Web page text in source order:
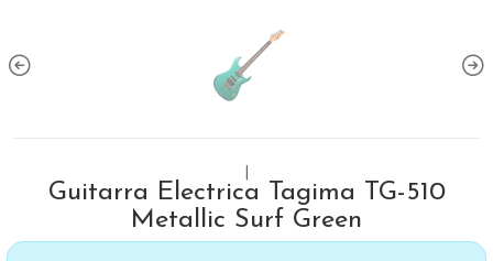
Guitarra Electrica Tagima TG-510
Metallic Surf Green